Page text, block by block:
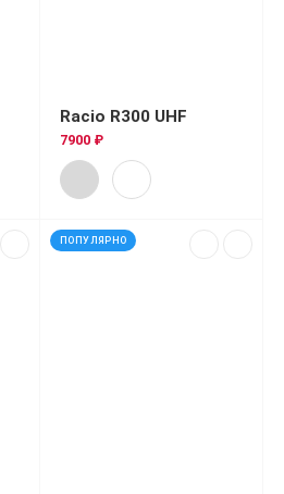
Racio R300 UHF
7900 ₽
ПОПУЛЯРНО